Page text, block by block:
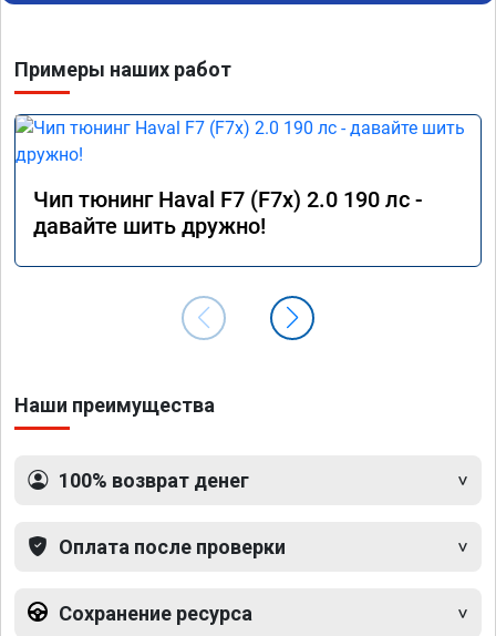
Примеры наших работ
Чип тюнинг Haval F7 (F7x) 2.0 190 лс -
давайте шить дружно!
Наши преимущества
100% возврат денег
Оплата после проверки
Сохранение ресурса